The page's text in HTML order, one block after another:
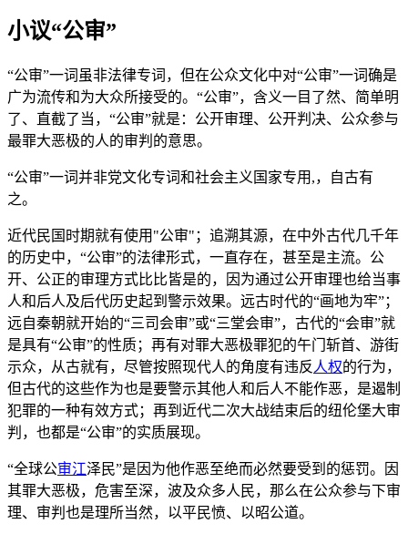
小议“公审”
“公审”一词虽非法律专词，但在公众文化中对“公审”一词确是
广为流传和为大众所接受的。“公审”，含义一目了然、简单明
了、直截了当，“公审”就是：公开审理、公开判决、公众参与
最罪大恶极的人的审判的意思。
“公审”一词并非党文化专词和社会主义国家专用,，自古有
之。
近代民国时期就有使用"公审"；追溯其源，在中外古代几千年
的历史中，“公审”的法律形式，一直存在，甚至是主流。公
开、公正的审理方式比比皆是的，因为通过公开审理也给当事
人和后人及后代历史起到警示效果。远古时代的“画地为牢”；
远自秦朝就开始的“三司会审”或“三堂会审”，古代的“会审”就
是具有“公审”的性质；再有对罪大恶极罪犯的午门斩首、游街
示众，从古就有，尽管按照现代人的角度有违反 人权的行为，
但古代的这些作为也是要警示其他人和后人不能作恶，是遏制
犯罪的一种有效方式；再到近代二次大战结束后的纽伦堡大审
判，也都是“公审”的实质展现。
“全球公审江泽民”是因为他作恶至绝而必然要受到的惩罚。因
其罪大恶极，危害至深，波及众多人民，那么在公众参与下审
理、审判也是理所当然，以平民愤、以昭公道。